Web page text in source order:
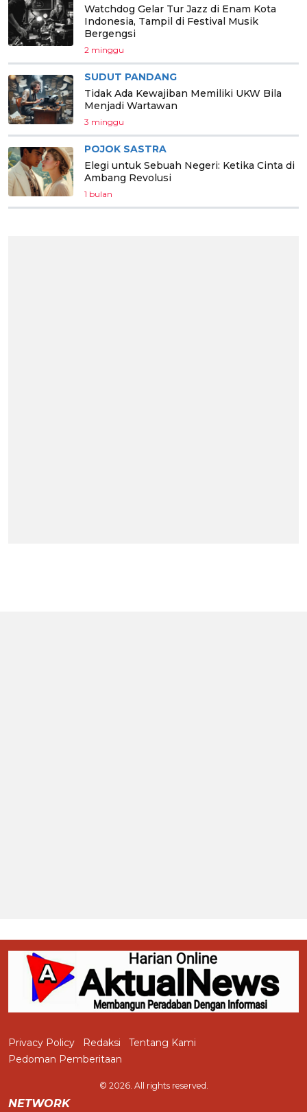
Watchdog Gelar Tur Jazz di Enam Kota
Indonesia, Tampil di Festival Musik
Bergengsi
2 minggu
SUDUT PANDANG
Tidak Ada Kewajiban Memiliki UKW Bila
Menjadi Wartawan
3 minggu
POJOK SASTRA
Elegi untuk Sebuah Negeri: Ketika Cinta di
Ambang Revolusi
1 bulan
Privacy Policy Redaksi
Tentang Kami
Pedoman Pemberitaan
© 2026. All rights reserved.
NETWORK